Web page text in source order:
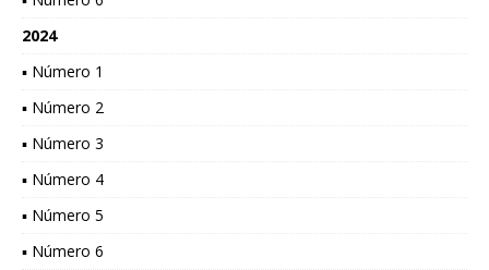
2024
▪ Número 1
▪ Número 2
▪ Número 3
▪ Número 4
▪ Número 5
▪ Número 6